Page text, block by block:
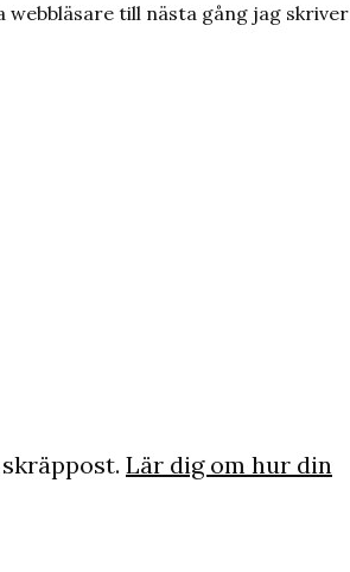
till nästa gång jag skriver
Lär dig om hur din